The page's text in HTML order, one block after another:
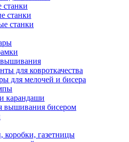
станки
станки
для ковроткачества
для мелочей и бисера
карандаши
вышивания бисером
коробки, газетницы